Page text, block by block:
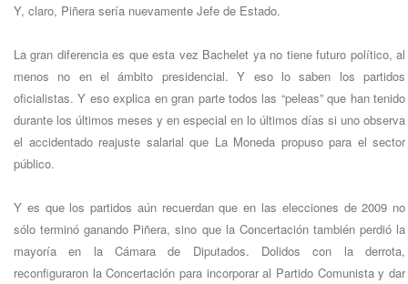
Y, claro, Piñera sería nuevamente Jefe de Estado.
La gran diferencia es que esta vez Bachelet ya no tiene futuro político, al
menos no en el ámbito presidencial. Y eso lo saben los partidos
oficialistas. Y eso explica en gran parte todos las “peleas” que han tenido
durante los últimos meses y en especial en lo últimos días si uno observa
el accidentado reajuste salarial que La Moneda propuso para el sector
público.
Y es que los partidos aún recuerdan que en las elecciones de 2009 no
sólo terminó ganando Piñera, sino que la Concertación también perdió la
mayoría en la Cámara de Diputados. Dolidos con la derrota,
reconfiguraron la Concertación para incorporar al Partido Comunista y dar